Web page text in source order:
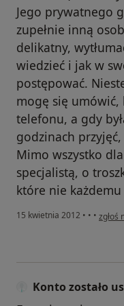
Jego prywatnego
zupełnie inną
delikatny,
wiedzieć i jak w
postępować.
mogę się
telefonu, a gdy
godzinach
Mimo wszystko
specjalistą, o
które nie
15 kwietnia 2012 • • • w
zgłoś
Konto zostało